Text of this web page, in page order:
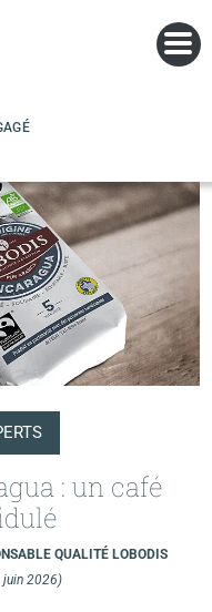
: un café
QUALITÉ LOBODIS
juin 2026)